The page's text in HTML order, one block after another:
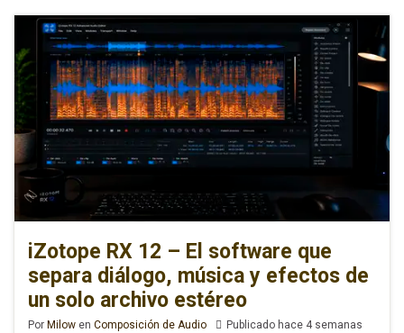
iZotope RX 12 – El software que
separa diálogo, música y efectos de
un solo archivo estéreo
Por Milow en Composición de Audio
Publicado hace 4 semanas